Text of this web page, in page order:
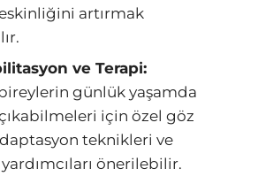
artırmak
ve Terapi:
günlük yaşamda
için özel göz
teknikleri ve
önerilebilir.